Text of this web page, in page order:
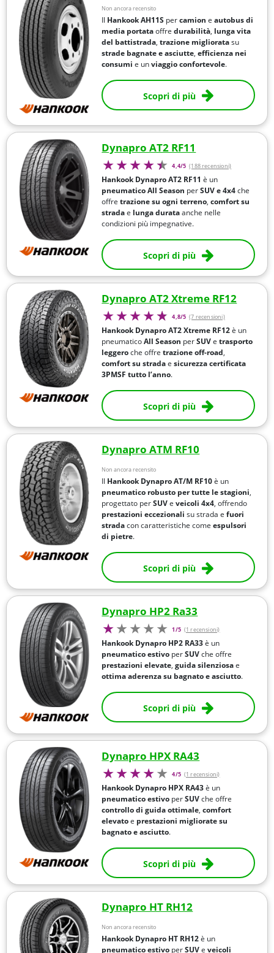
Non ancora recensito
Il Hankook AH11S percamion eautobus di
media portataoffredurabilità, lunga vita
del battistrada,trazione miglioratasu
strade bagnate e asciutte,efficienza nei
consumi e unviaggio confortevole.
Scopri di più
Dynapro AT2 RF11
4,4/5 (188 recensioni)
Hankook Dynapro AT2 RF11 è un
pneumatico All Season perSUV e 4x4che
offretrazione su ogni terreno,comfort su
stradae lunga durataanche nelle
condizioni più impegnative.
Scopri di più
Dynapro AT2 Xtreme RF12
4,8/5 (7 recensioni)
Hankook Dynapro AT2 Xtreme RF12è un
pneumaticoAll Season perSUVetrasporto
leggeroche offretrazione off-road,
comfort su stradaesicurezza certificata
3PMSF tutto l’anno.
Scopri di più
Dynapro ATM RF10
Non ancora recensito
Il Hankook Dynapro AT/M RF10è un
pneumatico robusto per tutte le stagioni,
progettato perSUVeveicoli 4x4, offrendo
prestazioni eccezionali su strada efuori
stradacon caratteristiche comeespulsori
di pietre.
Scopri di più
Dynapro HP2 Ra33
1/5 (1 recensioni)
Hankook Dynapro HP2 RA33è un
pneumatico estivo perSUVche offre
prestazioni elevate,guida silenziosae
ottima aderenza su bagnato e asciutto.
Scopri di più
Dynapro HPX RA43
4/5 (1 recensioni)
Hankook Dynapro HPX RA43è un
pneumatico estivo perSUVche offre
controllo di guida ottimale,comfort
elevatoe prestazioni migliorate su
bagnato e asciutto.
Scopri di più
Dynapro HT RH12
Non ancora recensito
Hankook Dynapro HT RH12è un
pneumatico estivo perSUVeveicoli